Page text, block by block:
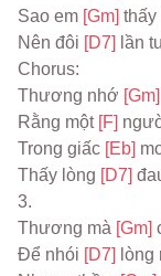
Sao em [Gm] thấy
Nên đôi [D7] lần
Chorus:
Thương nhớ [Gm]
Rằng một [F]
Trong giấc [Eb]
Thấy lòng [D7]
3.
Thương mà [Gm]
Để nhói [D7] lòng